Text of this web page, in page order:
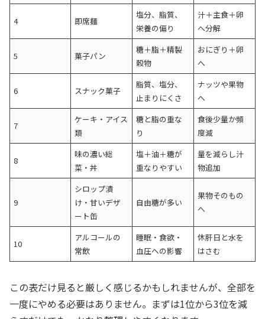
4 即席麺
塩分、脂質、
栄養の偏り
汁＋主食＋卵
へ分解
5 菓子パン
糖＋脂＋精製
穀物
おにぎり＋卵
へ
6 スナック菓子
脂質、塩分、
止まりにくさ
ナッツや果物
へ
7
ケーキ・アイス
類
糖と脂の重な
り
食後少量か頻
度減
8
味の濃い総
菜・丼
塩＋油＋糖が
重なりやすい
量を減らし汁
物追加
9
シロップ漬
け・甘いデザ
ート缶
自由糖が多い
果物そのもの
へ
10
アルコールの
常飲
睡眠・食欲・
血圧への影響
休肝日と水を
はさむ
この表だけ見ると厳しく感じるかもしれませんが、全部を
一度にやめる必要はありません。まずは1位から3位を減